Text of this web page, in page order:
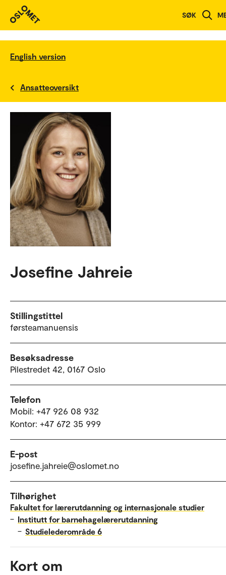
SØK
English version
Ansatteoversikt
Josefine Jahreie
Stillingstittel
førsteamanuensis
Besøksadresse
Pilestredet 42, 0167 Oslo
Telefon
Mobil: +47 926 08 932
Kontor: +47 672 35 999
E-post
josefine.jahreie@oslomet.no
Tilhørighet
Fakultet for lærerutdanning og internasjonale studier
– Institutt for barnehagelærerutdanning
– Studielederområde 6
Kort om